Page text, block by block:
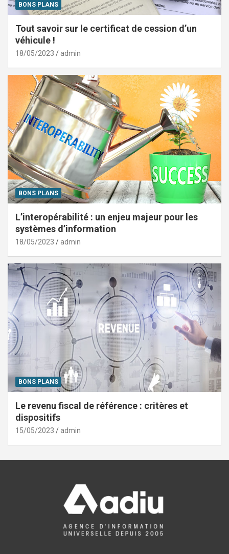
BONS PLANS
Tout savoir sur le certificat de cession d’un
véhicule !
18/05/2023 admin
BONS PLANS
L’interopérabilité : un enjeu majeur pour les
systèmes d’information
18/05/2023 admin
BONS PLANS
Le revenu fiscal de référence : critères et
dispositifs
15/05/2023 admin